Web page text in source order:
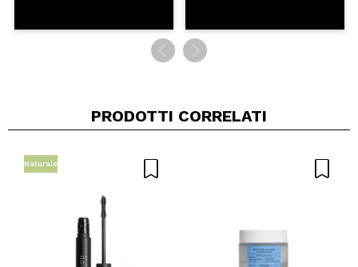
PRODOTTI CORRELATI
Naturale